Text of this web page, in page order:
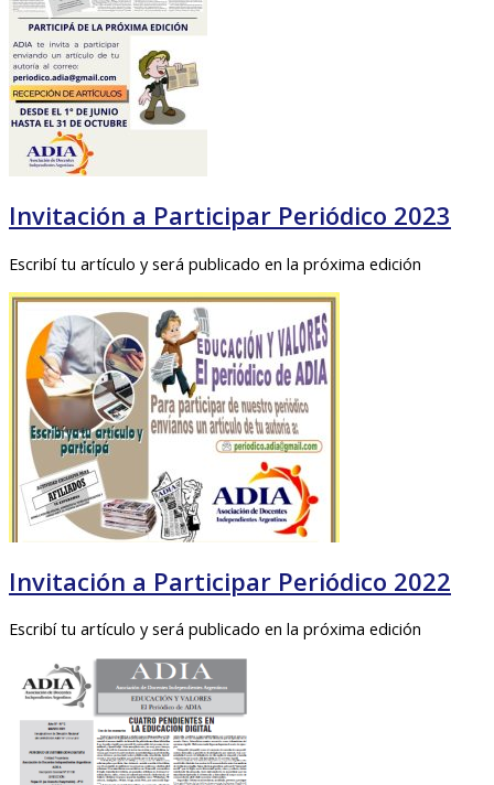
Invitación a Participar Periódico 2023
Escribí tu artículo y será publicado en la próxima edición
Invitación a Participar Periódico 2022
Escribí tu artículo y será publicado en la próxima edición